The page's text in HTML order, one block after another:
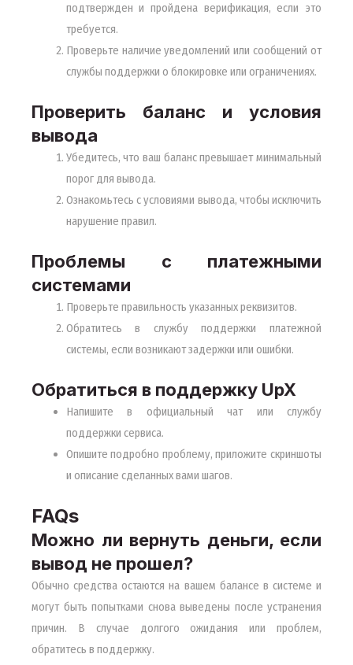
подтвержден и пройдена верификация, если это
требуется.
Проверьте наличие уведомлений или сообщений от
службы поддержки о блокировке или ограничениях.
Проверить баланс и условия
вывода
Убедитесь, что ваш баланс превышает минимальный
порог для вывода.
Ознакомьтесь с условиями вывода, чтобы исключить
нарушение правил.
Проблемы с платежными
системами
Проверьте правильность указанных реквизитов.
Обратитесь в службу поддержки платежной
системы, если возникают задержки или ошибки.
Обратиться в поддержку UpX
Напишите в официальный чат или службу
поддержки сервиса.
Опишите подробно проблему, приложите скриншоты
и описание сделанных вами шагов.
FAQs
Можно ли вернуть деньги, если
вывод не прошел?
Обычно средства остаются на вашем балансе в системе и
могут быть попытками снова выведены после устранения
причин. В случае долгого ожидания или проблем,
обратитесь в поддержку.